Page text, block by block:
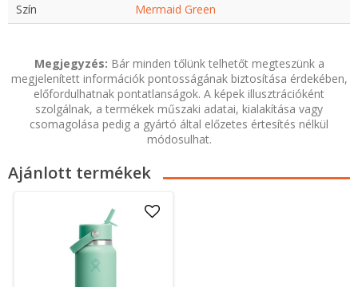
Szín
Mermaid Green
Megjegyzés: Bár minden tőlünk telhetőt megteszünk a
megjelenített információk pontosságának biztosítása érdekében,
előfordulhatnak pontatlanságok. A képek illusztrációként
szolgálnak, a termékek műszaki adatai, kialakítása vagy
csomagolása pedig a gyártó által előzetes értesítés nélkül
módosulhat.
Ajánlott termékek